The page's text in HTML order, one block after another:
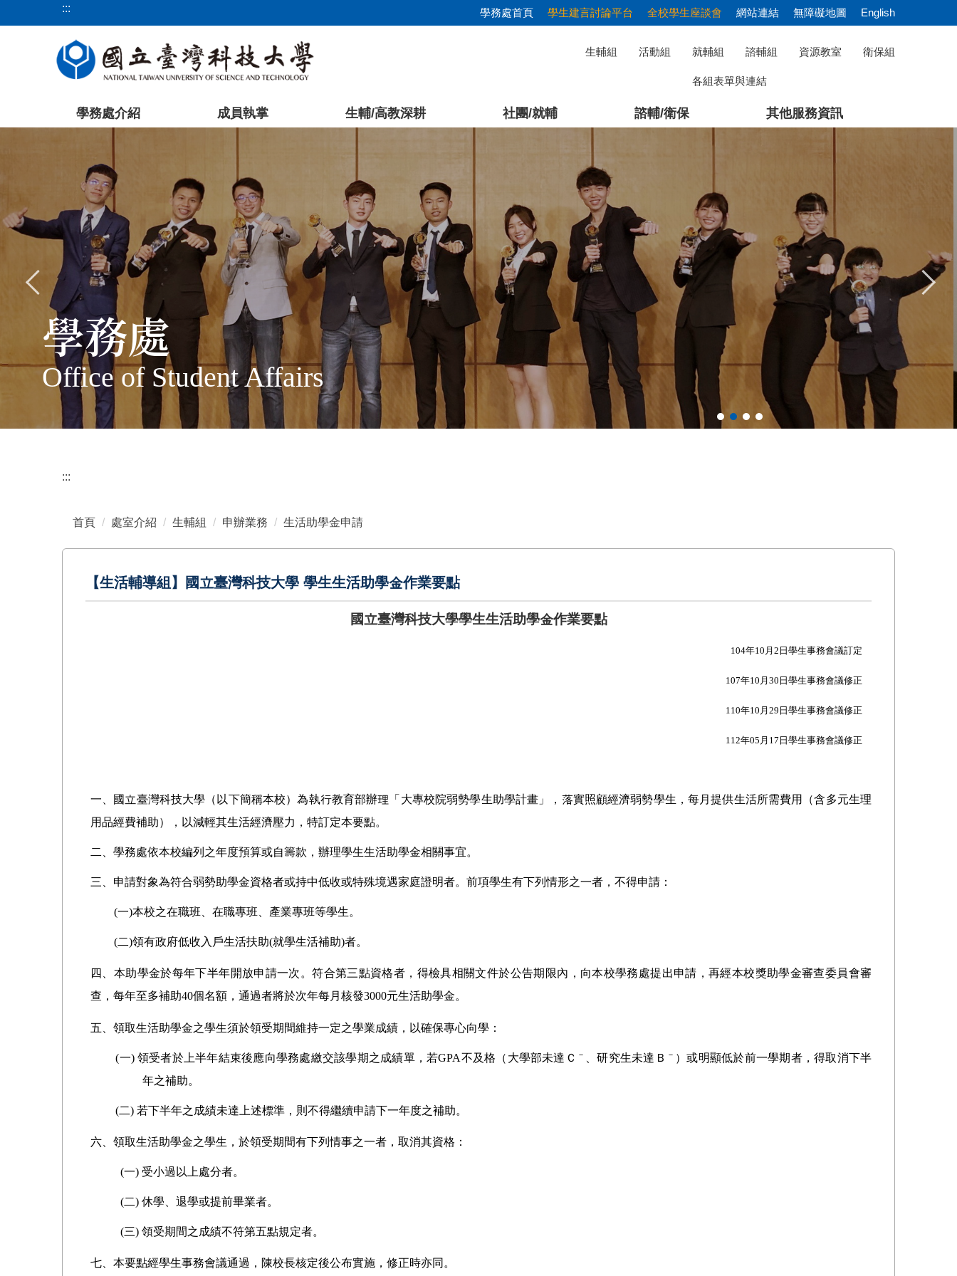
到
塊
::: 學務處首頁 學生建言討論平台 全校學生座談會 網站連結 無障礙地圖 English
生輔組 活動組 就輔組 諮輔組 資源教室 衛保組
各組表單與連結
學務處介紹 成員執掌 生輔/高教深耕 社團/就輔 諮輔/衛保 其他服務資訊
學務處
Office of Student Affairs
:::
首頁 處室介紹 生輔組 申辦業務 生活助學金申請
【生活輔導組】國立臺灣科技大學 學生生活助學金作業要點
國立臺灣科技大學學生生活助學金作業要點
104年10月2日學生事務會議訂定
107年10月30日學生事務會議修正
110年10月29日學生事務會議修正
112年05月17日學生事務會議修正
一、國立臺灣科技大學（以下簡稱本校）為執行教育部辦理「大專校院弱勢學生助學計畫」，落實照顧經濟弱勢學生，每月提供生活所需費用（含多元生理
用品經費補助），以減輕其生活經濟壓力，特訂定本要點。
二、學務處依本校編列之年度預算或自籌款，辦理學生生活助學金相關事宜。
三、申請對象為符合弱勢助學金資格者或持中低收或特殊境遇家庭證明者。前項學生有下列情形之一者，不得申請：
(一)本校之在職班、在職專班、產業專班等學生。
(二)領有政府低收入戶生活扶助(就學生活補助)者。
四、本助學金於每年下半年開放申請一次。符合第三點資格者，得檢具相關文件於公告期限內，向本校學務處提出申請，再經本校獎助學金審查委員會審
查，每年至多補助40個名額，通過者將於次年每月核發3000元生活助學金。
五、領取生活助學金之學生須於領受期間維持一定之學業成績，以確保專心向學：
(一) 領受者於上半年結束後應向學務處繳交該學期之成績單，若GPA不及格（大學部未達Ｃ － 、研究生未達Ｂ － ）或明顯低於前一學期者，得取消下半
年之補助。
(二) 若下半年之成績未達上述標準，則不得繼續申請下一年度之補助。
六、領取生活助學金之學生，於領受期間有下列情事之一者，取消其資格：
(一) 受小過以上處分者。
(二) 休學、退學或提前畢業者。
(三) 領受期間之成績不符第五點規定者。
七、本要點經學生事務會議通過，陳校長核定後公布實施，修正時亦同。